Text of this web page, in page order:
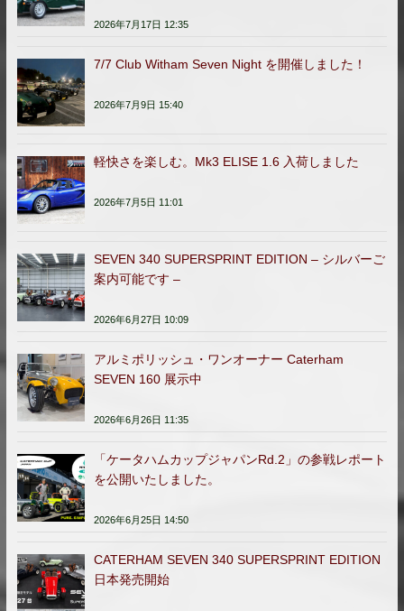
2026年7月17日 12:35
7/7 Club Witham Seven Night を開催しました！
2026年7月9日 15:40
軽快さを楽しむ。Mk3 ELISE 1.6 入荷しました
2026年7月5日 11:01
SEVEN 340 SUPERSPRINT EDITION – シルバーご
案内可能です –
2026年6月27日 10:09
アルミポリッシュ・ワンオーナー Caterham
SEVEN 160 展示中
2026年6月26日 11:35
「ケータハムカップジャパンRd.2」の参戦レポート
を公開いたしました。
2026年6月25日 14:50
CATERHAM SEVEN 340 SUPERSPRINT EDITION
日本発売開始